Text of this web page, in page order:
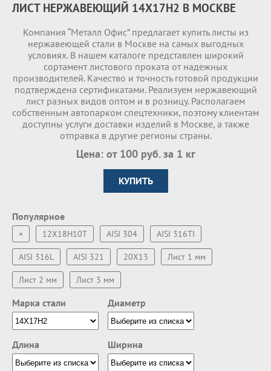
ЛИСТ НЕРЖАВЕЮЩИЙ 14X17H2 В МОСКВЕ
Компания “Металл Офис” предлагает купить листы из
нержавеющей стали в Москве на самых выгодных
условиях. В нашем каталоге представлен широкий
сортамент листового проката от надежных
производителей. Качество и точность готовой продукции
подтверждена сертификатами. Реализуем нержавеющий
лист разных видов оптом и в розницу. Располагаем
собственным автопарком спецтехники, поэтому клиентам
доступны услуги доставки изделий в Москве, а также
отправка в другие регионы страны.
Цена: от 100 руб. за 1 кг
КУПИТЬ
Популярное
× 12Х18Н10Т AISI 304 AISI 316TI
AISI 316L AISI 321 20Х13 Лист 1 мм
Лист 2 мм Лист 3 мм
Марка стали Диаметр
Длина Ширина